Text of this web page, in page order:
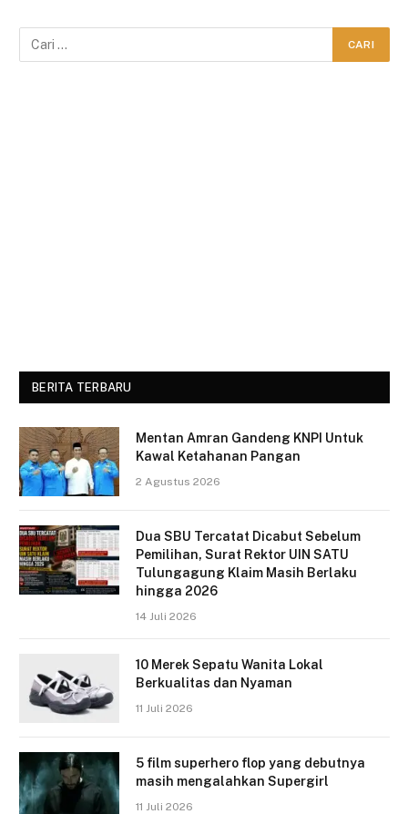
BERITA TERBARU
Mentan Amran Gandeng KNPI Untuk
Kawal Ketahanan Pangan
2 Agustus 2026
Dua SBU Tercatat Dicabut Sebelum
Pemilihan, Surat Rektor UIN SATU
Tulungagung Klaim Masih Berlaku
hingga 2026
14 Juli 2026
10 Merek Sepatu Wanita Lokal
Berkualitas dan Nyaman
11 Juli 2026
5 film superhero flop yang debutnya
masih mengalahkan Supergirl
11 Juli 2026